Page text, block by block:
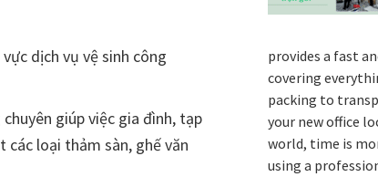
dịch vụ vệ sinh công
giúp việc gia đình, tạp
các loại thảm sàn, ghế văn
provides a fast
covering
packing to
your new office
world, time is
using a